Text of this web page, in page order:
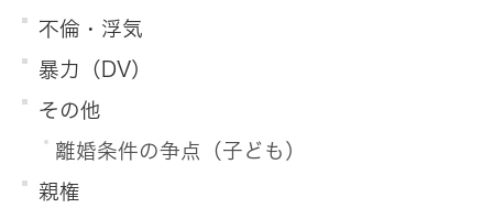
不倫・浮気
暴力（DV）
その他
離婚条件の争点（子ども）
親権